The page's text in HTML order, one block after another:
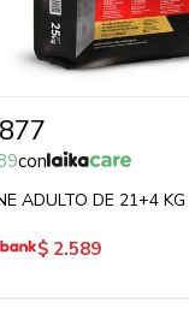
con
ADULTO DE 21+4 KG
$ 2.589